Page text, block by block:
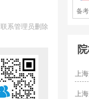
系管理员删除
备
上
上